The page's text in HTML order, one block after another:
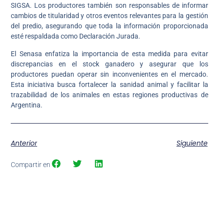
SIGSA. Los productores también son responsables de informar
cambios de titularidad y otros eventos relevantes para la gestión
del predio, asegurando que toda la información proporcionada
esté respaldada como Declaración Jurada.
El Senasa enfatiza la importancia de esta medida para evitar
discrepancias en el stock ganadero y asegurar que los
productores puedan operar sin inconvenientes en el mercado.
Esta iniciativa busca fortalecer la sanidad animal y facilitar la
trazabilidad de los animales en estas regiones productivas de
Argentina.
Anterior Siguiente
Compartir en